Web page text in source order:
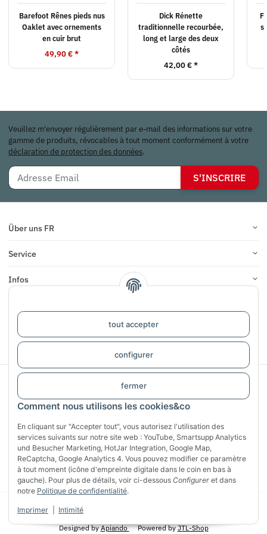
Comment nous utilisons les cookies&co
En cliquant sur "Accepter tout", vous autorisez l'utilisation des
services suivants sur notre site web : YouTube, Smartsupp Analytics
und Besucher Marketing, HotJar Integration, Google Map,
ReCaptcha, Google Analytics 4. Vous pouvez modifier ce paramètre
à tout moment (icône d'empreinte digitale dans le coin en bas à
gauche). Pour plus de détails, voir ci-dessous Configurer et dans
notre Politique de confidentialité.
Imprimer Intimité
tout accepter
configurer
fermer
Barefoot Rênes pieds nus
Oaklet avec ornements
en cuir brut
49,90 €*
Dick Rénette
traditionnelle recourbée,
long et large des deux
côtés
42,00 €*
Veuillez m'envoyer régulièrement par e-mail des informations sur votre
gamme de produits, révocables à tout moment conformément à votre
déclaration de protection des données.
S'INSCRIRE
Über uns FR
Service
Infos
#global.withdrawalForm#
Sichere Zahlung mit:
© 2026 CG Heunetze Christoph Gehrmann
incluse,
Designed byApiando Powered byJTL-Shop